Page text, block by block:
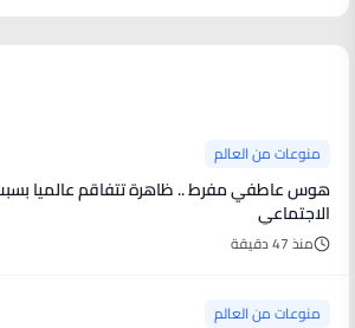
منوعات من العالم
هوس عاطفي مفرط .. ظاهرة تتفاقم
الاجتماعي
منذ 47 دقيقة
منوعات من العالم